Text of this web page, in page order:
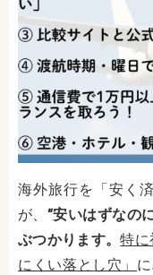
海外旅行を「安く
が、 “安いはずなの
ぶつかります。特に
にくい落とし穴」